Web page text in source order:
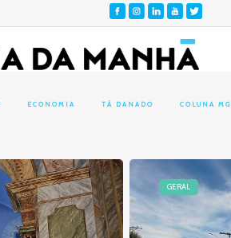
ECONOMIA TÁ DANADO COLUNA MG
GERAL